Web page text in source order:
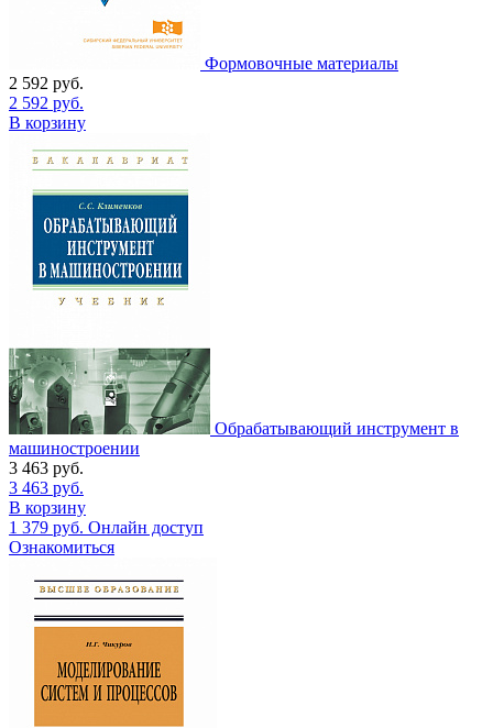
Формовочные материалы
2 592 руб.
2 592 руб.
В корзину
Обрабатывающий инструмент в
машиностроении
3 463 руб.
3 463 руб.
В корзину
1 379 руб. Онлайн доступ
Ознакомиться